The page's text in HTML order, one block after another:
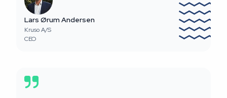
Lars Ørum Andersen
Kruso A/S
CEO